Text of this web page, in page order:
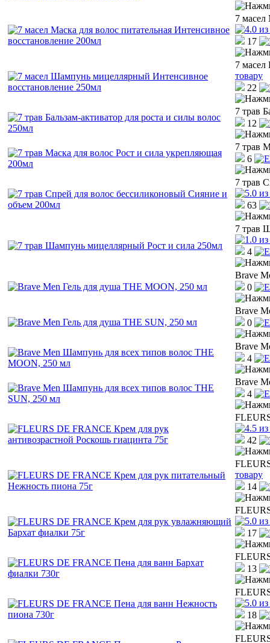
7 масел
17
7
товару
22
7 трав
12
7 трав
6
7 трав
63
7 трав
4
Brave
0
Brave
0
Brave
4
Brave
4
42
товару
14
17
13
18